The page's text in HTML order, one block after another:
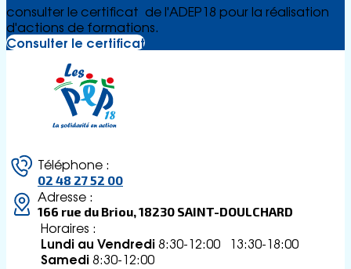
consulter le certificat de l'ADEP18 pour la réalisation
d'actions de formations.
Consulter le certificat
Téléphone :
02 48 27 52 00
Adresse :
166 rue du Briou, 18230 SAINT-DOULCHARD
Horaires :
Lundi au Vendredi8:30-12:00 13:30-18:00
Samedi8:30-12:00